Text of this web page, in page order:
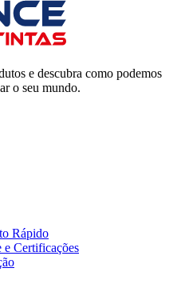
e descubra como podemos
o seu mundo.
Rápido
e Certificações